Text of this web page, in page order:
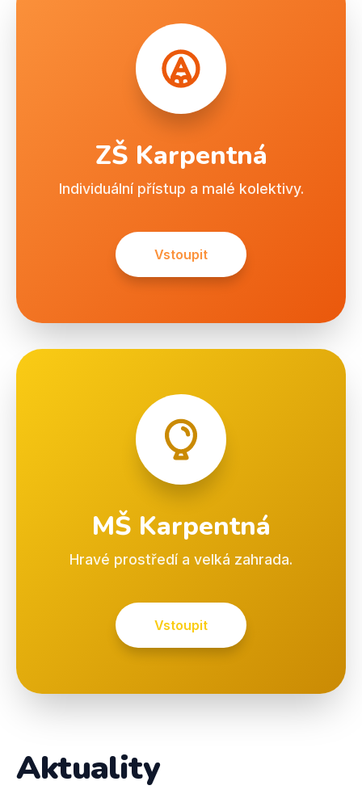
ZŠ Karpentná
Individuální přístup a malé kolektivy.
Vstoupit
MŠ Karpentná
Hravé prostředí a velká zahrada.
Vstoupit
Aktuality